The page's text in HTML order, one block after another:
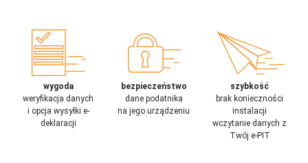
wygoda
weryfikacja danych
i opcja wysyłki e-
deklaracji
bezpieczeństwo
dane podatnika
na jego urządzeniu
szybkość
brak konieczności
instalacji
wczytanie danych z
Twój e-PIT